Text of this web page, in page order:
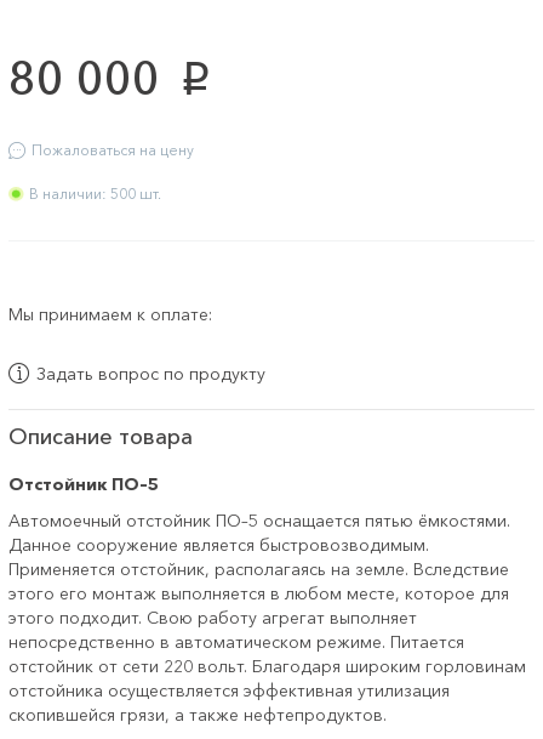
80 000 p
Пожаловаться на цену
В наличии: 500 шт.
Мы принимаем к оплате:
Задать вопрос по продукту
Описание товара
Отстойник ПО–5
Автомоечный отстойник ПО–5 оснащается пятью ёмкостями.
Данное сооружение является быстровозводимым.
Применяется отстойник, располагаясь на земле. Вследствие
этого его монтаж выполняется в любом месте, которое для
этого подходит. Свою работу агрегат выполняет
непосредственно в автоматическом режиме. Питается
отстойник от сети 220 вольт. Благодаря широким горловинам
отстойника осуществляется эффективная утилизация
скопившейся грязи, а также нефтепродуктов.